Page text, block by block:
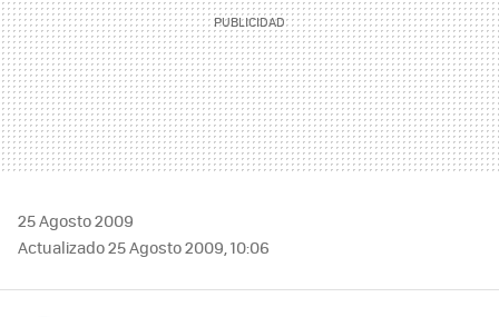
25 Agosto 2009
Actualizado 25 Agosto 2009, 10:06